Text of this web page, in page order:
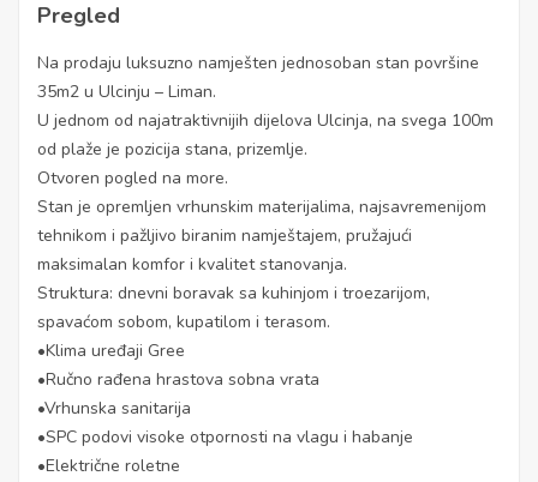
Pregled
Na prodaju luksuzno namješten jednosoban stan površine
35m2 u Ulcinju – Liman.
U jednom od najatraktivnijih dijelova Ulcinja, na svega 100m
od plaže je pozicija stana, prizemlje.
Otvoren pogled na more.
Stan je opremljen vrhunskim materijalima, najsavremenijom
tehnikom i pažljivo biranim namještajem, pružajući
maksimalan komfor i kvalitet stanovanja.
Struktura: dnevni boravak sa kuhinjom i troezarijom,
spavaćom sobom, kupatilom i terasom.
•Klima uređaji Gree
•Ručno rađena hrastova sobna vrata
•Vrhunska sanitarija
•SPC podovi visoke otpornosti na vlagu i habanje
•Električne roletne